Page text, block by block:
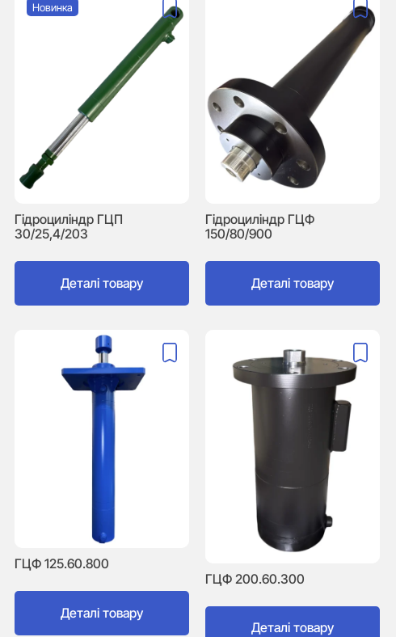
Гідроциліндр ГЦП
30/25,4/203
Деталі товару
Новинка
Гідроциліндр ГЦФ
150/80/900
Деталі товару
ГЦФ 125.60.800
Деталі товару
ГЦФ 200.60.300
Деталі товару